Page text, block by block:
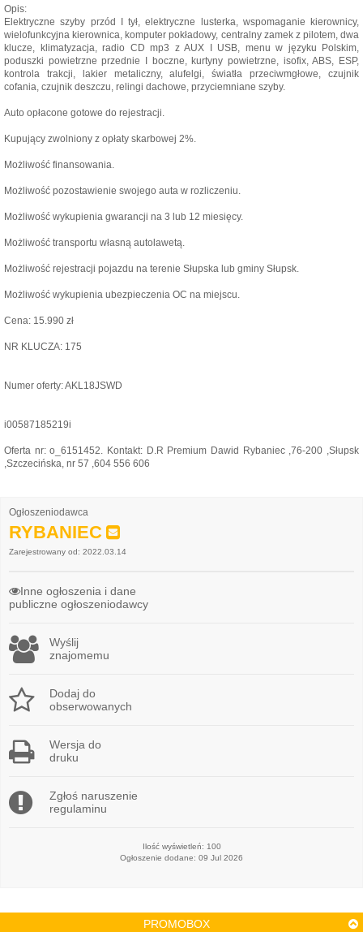
Opis:
Elektryczne szyby przód I tył, elektryczne lusterka, wspomaganie kierownicy,
wielofunkcyjna kierownica, komputer pokładowy, centralny zamek z pilotem, dwa
klucze, klimatyzacja, radio CD mp3 z AUX I USB, menu w języku Polskim,
poduszki powietrzne przednie I boczne, kurtyny powietrzne, isofix, ABS, ESP,
kontrola trakcji, lakier metaliczny, alufelgi, światła przeciwmgłowe, czujnik
cofania, czujnik deszczu, relingi dachowe, przyciemniane szyby.
Auto opłacone gotowe do rejestracji.
Kupujący zwolniony z opłaty skarbowej 2%.
Możliwość finansowania.
Możliwość pozostawienie swojego auta w rozliczeniu.
Możliwość wykupienia gwarancji na 3 lub 12 miesięcy.
Możliwość transportu własną autolawetą.
Możliwość rejestracji pojazdu na terenie Słupska lub gminy Słupsk.
Możliwość wykupienia ubezpieczenia OC na miejscu.
Cena: 15.990 zł
NR KLUCZA: 175
Numer oferty: AKL18JSWD
i00587185219i
Oferta nr: o_6151452. Kontakt: D.R Premium Dawid Rybaniec ,76-200 ,Słupsk
,Szczecińska, nr 57 ,604 556 606
Ogłoszeniodawca
RYBANIEC
Zarejestrowany od: 2022.03.14
Inne ogłoszenia i dane
publiczne ogłoszeniodawcy
Wyślij
znajomemu
Dodaj do
obserwowanych
Wersja do
druku
Zgłoś naruszenie
regulaminu
Ilość wyświetleń: 100
Ogłoszenie dodane: 09 Jul 2026
PROMOBOX